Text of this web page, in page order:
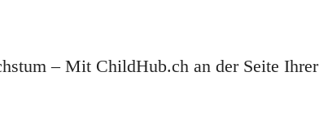
– Mit ChildHub.ch an der Seite Ihrer